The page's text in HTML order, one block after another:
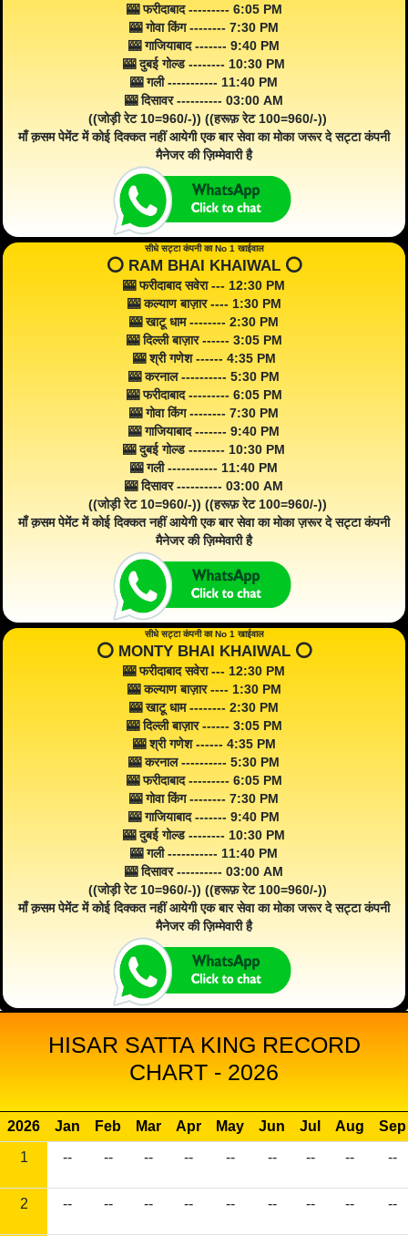
🎰 फरीदाबाद --------- 6:05 PM
🎰 गोवा किंग -------- 7:30 PM
🎰 गाजियाबाद ------- 9:40 PM
🎰 दुबई गोल्ड -------- 10:30 PM
🎰 गली ----------- 11:40 PM
🎰 दिसावर ---------- 03:00 AM
((जोड़ी रेट 10=960/-)) ((हरूफ़ रेट 100=960/-))
माँ क़सम पेमेंट में कोई दिक्कत नहीं आयेगी एक बार सेवा का मोका जरूर दे सट्टा कंपनी
मैनेजर की ज़िम्मेवारी है
सीधे सट्टा कंपनी का No 1 खाईवाल
⭕️ RAM BHAI KHAIWAL ⭕️
🎰 फरीदाबाद सवेरा --- 12:30 PM
🎰 कल्याण बाज़ार ---- 1:30 PM
🎰 खाटू धाम -------- 2:30 PM
🎰 दिल्ली बाज़ार ------ 3:05 PM
🎰 श्री गणेश ------ 4:35 PM
🎰 करनाल ---------- 5:30 PM
🎰 फरीदाबाद --------- 6:05 PM
🎰 गोवा किंग -------- 7:30 PM
🎰 गाजियाबाद ------- 9:40 PM
🎰 दुबई गोल्ड -------- 10:30 PM
🎰 गली ----------- 11:40 PM
🎰 दिसावर ---------- 03:00 AM
((जोड़ी रेट 10=960/-)) ((हरूफ़ रेट 100=960/-))
माँ क़सम पेमेंट में कोई दिक्कत नहीं आयेगी एक बार सेवा का मोका ज़रूर दे सट्टा कंपनी
मैनेजर की ज़िम्मेवारी है
सीधे सट्टा कंपनी का No 1 खाईवाल
⭕️ MONTY BHAI KHAIWAL ⭕️
🎰 फरीदाबाद सवेरा --- 12:30 PM
🎰 कल्याण बाज़ार ---- 1:30 PM
🎰 खाटू धाम -------- 2:30 PM
🎰 दिल्ली बाज़ार ------ 3:05 PM
🎰 श्री गणेश ------ 4:35 PM
🎰 करनाल ---------- 5:30 PM
🎰 फरीदाबाद --------- 6:05 PM
🎰 गोवा किंग -------- 7:30 PM
🎰 गाजियाबाद ------- 9:40 PM
🎰 दुबई गोल्ड -------- 10:30 PM
🎰 गली ----------- 11:40 PM
🎰 दिसावर ---------- 03:00 AM
((जोड़ी रेट 10=960/-)) ((हरूफ़ रेट 100=960/-))
माँ क़सम पेमेंट में कोई दिक्कत नहीं आयेगी एक बार सेवा का मोका जरूर दे सट्टा कंपनी
मैनेजर की ज़िम्मेवारी है
HISAR SATTA KING RECORD
CHART - 2026
2026 Jan Feb Mar Apr May Jun Jul Aug
Sep
1
-- -- -- -- -- -- -- -- --
2 -- -- -- -- -- -- -- -- --